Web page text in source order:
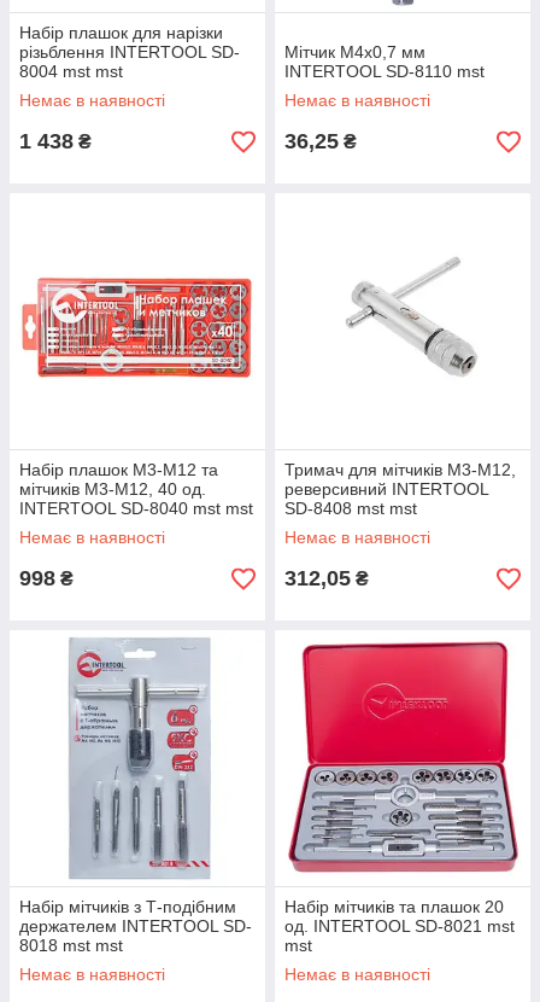
Набір плашок для нарізки
різьблення INTERTOOL SD-
8004 mst mst
Немає в наявності
1 438 ₴
Мітчик M4x0,7 мм
INTERTOOL SD-8110 mst
Немає в наявності
36,25 ₴
Набір плашок M3-M12 та
мітчиків M3-M12, 40 од.
INTERTOOL SD-8040 mst mst
Немає в наявності
998 ₴
Тримач для мітчиків M3-M12,
реверсивний INTERTOOL
SD-8408 mst mst
Немає в наявності
312,05 ₴
Набір мітчиків з Т-подібним
держателем INTERTOOL SD-
8018 mst mst
Немає в наявності
Набір мітчиків та плашок 20
од. INTERTOOL SD-8021 mst
mst
Немає в наявності